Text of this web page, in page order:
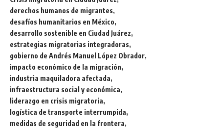
derechos humanos de migrantes
desafíos humanitarios en México
desarrollo sostenible en Ciudad Juárez
estrategias migratorias integradoras
gobierno de Andrés Manuel López Obrador
impacto económico de la migración
industria maquiladora afectada
infraestructura social y económica
liderazgo en crisis migratoria
logística de transporte interrumpida
medidas de seguridad en la frontera